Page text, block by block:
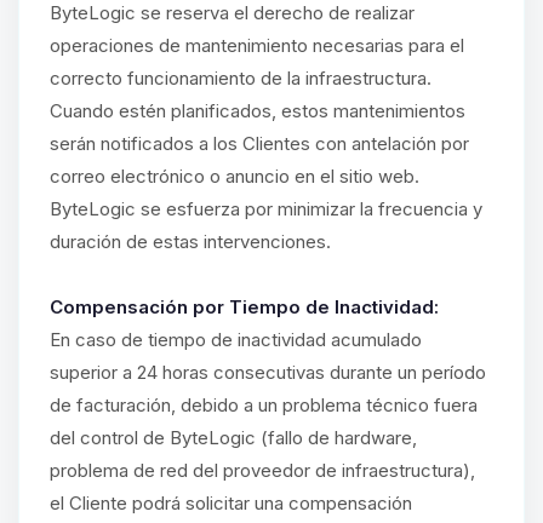
ByteLogic se reserva el derecho de realizar
operaciones de mantenimiento necesarias para el
correcto funcionamiento de la infraestructura.
Cuando estén planificados, estos mantenimientos
serán notificados a los Clientes con antelación por
correo electrónico o anuncio en el sitio web.
ByteLogic se esfuerza por minimizar la frecuencia y
duración de estas intervenciones.
Compensación por Tiempo de Inactividad:
En caso de tiempo de inactividad acumulado
superior a 24 horas consecutivas durante un período
de facturación, debido a un problema técnico fuera
del control de ByteLogic (fallo de hardware,
problema de red del proveedor de infraestructura),
el Cliente podrá solicitar una compensación